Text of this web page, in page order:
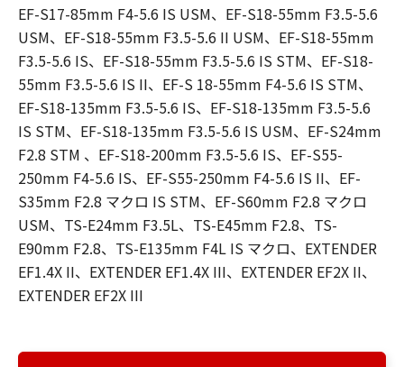
EF-S17-85mm F4-5.6 IS USM、EF-S18-55mm F3.5-5.6
USM、EF-S18-55mm F3.5-5.6 II USM、EF-S18-55mm
F3.5-5.6 IS、EF-S18-55mm F3.5-5.6 IS STM、EF-S18-
55mm F3.5-5.6 IS II、EF-S 18-55mm F4-5.6 IS STM、
EF-S18-135mm F3.5-5.6 IS、EF-S18-135mm F3.5-5.6
IS STM、EF-S18-135mm F3.5-5.6 IS USM、EF-S24mm
F2.8 STM 、EF-S18-200mm F3.5-5.6 IS、EF-S55-
250mm F4-5.6 IS、EF-S55-250mm F4-5.6 IS II、EF-
S35mm F2.8 マクロ IS STM、EF-S60mm F2.8 マクロ
USM、TS-E24mm F3.5L、TS-E45mm F2.8、TS-
E90mm F2.8、TS-E135mm F4L IS マクロ、EXTENDER
EF1.4X II、EXTENDER EF1.4X III、EXTENDER EF2X II、
EXTENDER EF2X III